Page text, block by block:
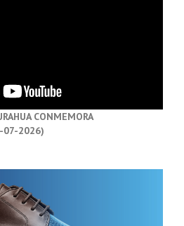
CONMEMORA
07-2026)